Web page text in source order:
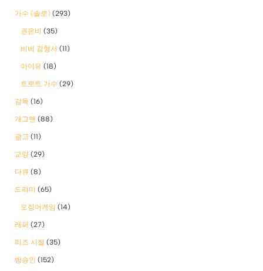
가수 (솔로) (293)
권은비 (35)
비비 김형서 (11)
아이유 (18)
트로트 가수 (29)
감독 (16)
개그맨 (88)
광고 (11)
교양 (29)
다큐 (8)
드라마 (65)
오징어게임 (14)
래퍼 (27)
리즈 시절 (35)
방송인 (152)